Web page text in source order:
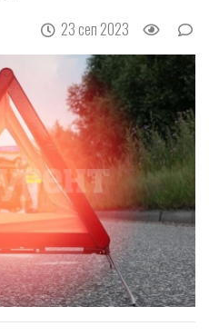
23 сеп 2023